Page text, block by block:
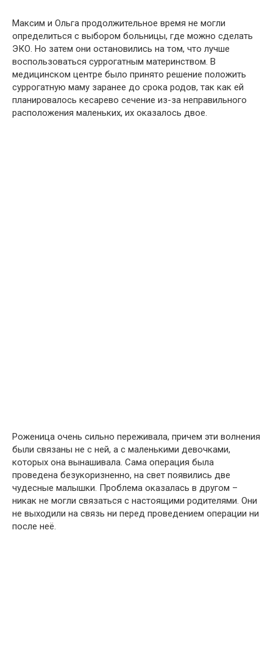
Максим и Ольга продолжительное время не могли
определиться с выбором больницы, где можно сделать
ЭКО. Но затем они остановились на том, что лучше
воспользоваться суррогатным материнством. В
медицинском центре было принято решение положить
суррогатную маму заранее до срока родов, так как ей
планировалось кесарево сечение из-за неправильного
расположения маленьких, их оказалось двое.
Роженица очень сильно переживала, причем эти волнения
были связаны не с ней, а с маленькими девочками,
которых она вынашивала. Сама операция была
проведена безукоризненно, на свет появились две
чудесные малышки. Проблема оказалась в другом –
никак не могли связаться с настоящими родителями. Они
не выходили на связь ни перед проведением операции ни
после неё.